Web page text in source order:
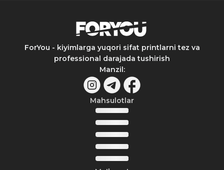
ForYou - kiyimlarga yuqori sifat printlarni tez va
professional darajada tushirish
Manzil:
Mahsulotlar